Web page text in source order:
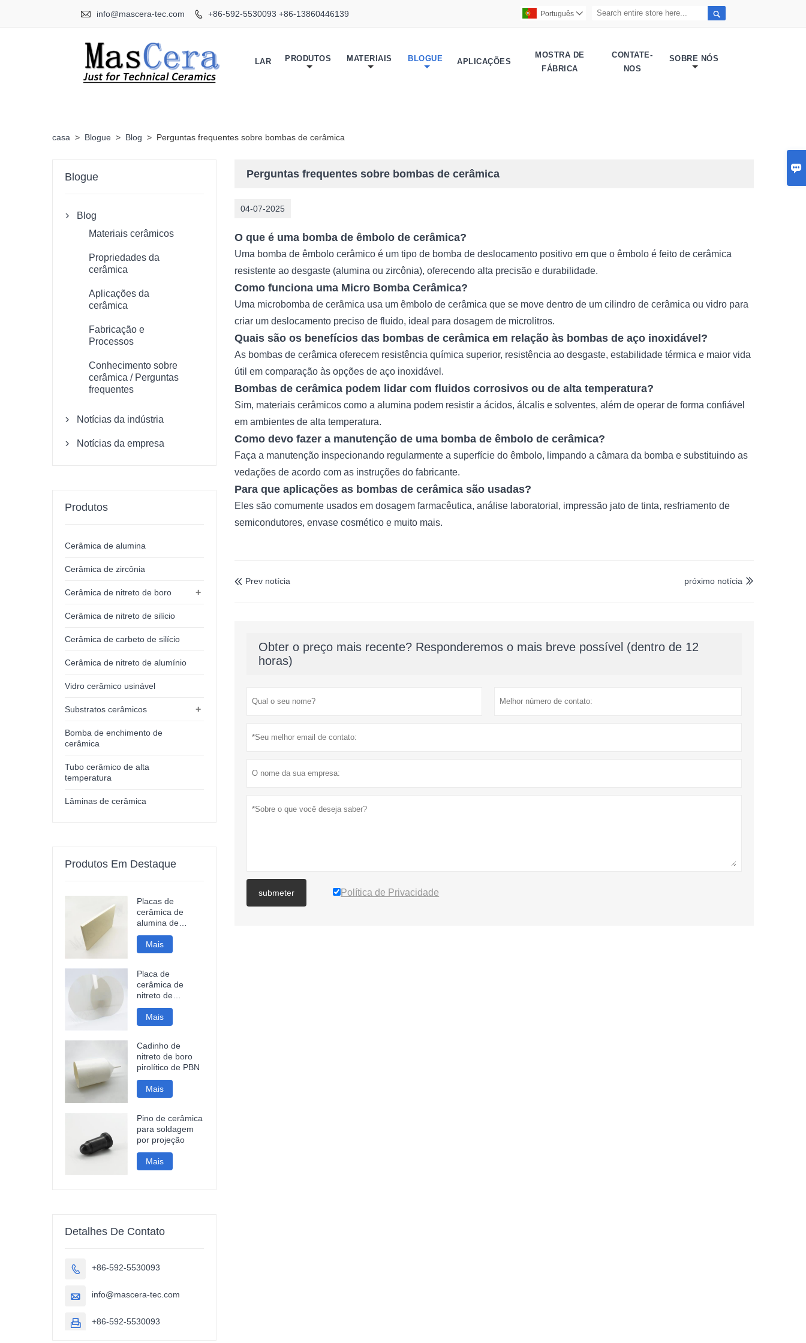

 info@mascera-tec.com  +86-592-5530093 +86-13860446139 
Português 
LAR PRODUTOS MATERIAIS BLOGUE APLICAÇÕES
MOSTRA DE
FÁBRICA
CONTATE-
NOS
SOBRE NÓS
casa > Blogue > Blog > Perguntas frequentes sobre bombas de cerâmica
Perguntas frequentes sobre bombas de cerâmica
04-07-2025
O que é uma bomba de êmbolo de cerâmica?
Uma bomba de êmbolo cerâmico é um tipo de bomba de deslocamento positivo em que o êmbolo é feito de cerâmica
resistente ao desgaste (alumina ou zircônia), oferecendo alta precisão e durabilidade.
Como funciona uma Micro Bomba Cerâmica?
Uma microbomba de cerâmica usa um êmbolo de cerâmica que se move dentro de um cilindro de cerâmica ou vidro para
criar um deslocamento preciso de fluido, ideal para dosagem de microlitros.
Quais são os benefícios das bombas de cerâmica em relação às bombas de aço inoxidável?
As bombas de cerâmica oferecem resistência química superior, resistência ao desgaste, estabilidade térmica e maior vida
útil em comparação às opções de aço inoxidável.
Bombas de cerâmica podem lidar com fluidos corrosivos ou de alta temperatura?
Sim, materiais cerâmicos como a alumina podem resistir a ácidos, álcalis e solventes, além de operar de forma confiável
em ambientes de alta temperatura.
Como devo fazer a manutenção de uma bomba de êmbolo de cerâmica?
Faça a manutenção inspecionando regularmente a superfície do êmbolo, limpando a câmara da bomba e substituindo as
vedações de acordo com as instruções do fabricante.
Para que aplicações as bombas de cerâmica são usadas?
Eles são comumente usados ​​em dosagem farmacêutica, análise laboratorial, impressão jato de tinta, resfriamento de
semicondutores, envase cosmético e muito mais.
 Prev notícia 
próximo notícia
Obter o preço mais recente? Responderemos o mais breve possível (dentro de 12
horas)
submeter Política de Privacidade
Blogue

Blog
Materiais cerâmicos
Propriedades da
cerâmica
Aplicações da
cerâmica
Fabricação e
Processos
Conhecimento sobre
cerâmica / Perguntas
frequentes
 Notícias da indústria
 Notícias da empresa
Produtos
Cerâmica de alumina
Cerâmica de zircônia
+
Cerâmica de nitreto de boro
Cerâmica de nitreto de silício
Cerâmica de carbeto de silício
Cerâmica de nitreto de alumínio
Vidro cerâmico usinável
+
Substratos cerâmicos
Bomba de enchimento de
cerâmica
Tubo cerâmico de alta
temperatura
Lâminas de cerâmica
Produtos Em Destaque
Placas de
cerâmica de
alumina de
grande porte e
discos de
cerâmica
Mais
Placa de
cerâmica de
nitreto de
alumínio Aln
polido espelhado
Mais
Cadinho de
nitreto de boro
pirolítico de PBN
Mais
Pino de cerâmica
para soldagem
por projeção
Mais
Detalhes De Contato
 +86-592-5530093
 info@mascera-tec.com
 +86-592-5530093